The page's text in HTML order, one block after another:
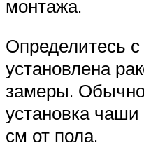
монтажа.
Определитесь
установлена
замеры.
установка
см от пола.